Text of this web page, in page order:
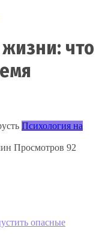
что
Психология на
Просмотров 92
опасные